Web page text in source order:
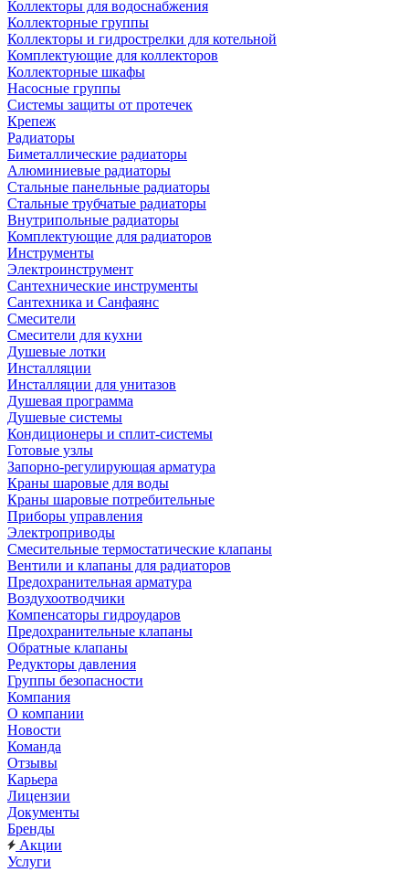
Коллекторы для водоснабжения
Коллекторные группы
Коллекторы и гидрострелки для котельной
Комплектующие для коллекторов
Коллекторные шкафы
Насосные группы
Системы защиты от протечек
Крепеж
Радиаторы
Биметаллические радиаторы
Алюминиевые радиаторы
Стальные панельные радиаторы
Стальные трубчатые радиаторы
Внутрипольные радиаторы
Комплектующие для радиаторов
Инструменты
Электроинструмент
Сантехнические инструменты
Сантехника и Санфаянс
Смесители
Смесители для кухни
Душевые лотки
Инсталляции
Инсталляции для унитазов
Душевая программа
Душевые системы
Кондиционеры и сплит-системы
Готовые узлы
Запорно-регулирующая арматура
Краны шаровые для воды
Краны шаровые потребительные
Приборы управления
Электроприводы
Смесительные термостатические клапаны
Вентили и клапаны для радиаторов
Предохранительная арматура
Воздухоотводчики
Компенсаторы гидроударов
Предохранительные клапаны
Обратные клапаны
Редукторы давления
Группы безопасности
Компания
О компании
Новости
Команда
Отзывы
Карьера
Лицензии
Документы
Бренды
Акции
Услуги